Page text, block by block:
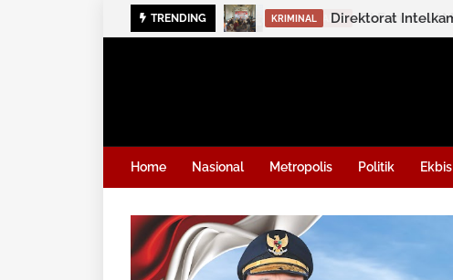
TRENDING KRIMINAL
Home Nasional Metropolis Politik Ekbis